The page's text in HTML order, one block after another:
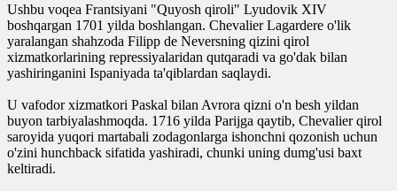
Ushbu voqea Frantsiyani "Quyosh qiroli" Lyudovik XIV
boshqargan 1701 yilda boshlangan. Chevalier Lagardere o'lik
yaralangan shahzoda Filipp de Neversning qizini qirol
xizmatkorlarining repressiyalaridan qutqaradi va go'dak bilan
yashiringanini Ispaniyada ta'qiblardan saqlaydi.
U vafodor xizmatkori Paskal bilan Avrora qizni o'n besh yildan
buyon tarbiyalashmoqda. 1716 yilda Parijga qaytib, Chevalier qirol
saroyida yuqori martabali zodagonlarga ishonchni qozonish uchun
o'zini hunchback sifatida yashiradi, chunki uning dumg'usi baxt
keltiradi.